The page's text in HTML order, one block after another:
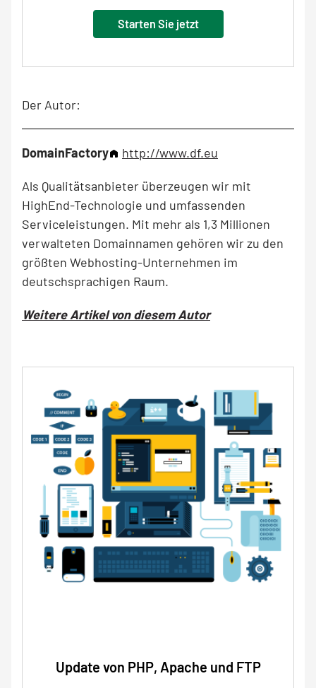
Starten Sie jetzt
Der Autor:
DomainFactory http://www.df.eu
Als Qualitätsanbieter überzeugen wir mit
HighEnd-Technologie und umfassenden
Serviceleistungen. Mit mehr als 1,3 Millionen
verwalteten Domainnamen gehören wir zu den
größten Webhosting-Unternehmen im
deutschsprachigen Raum.
Weitere Artikel von diesem Autor
Update von PHP, Apache und FTP